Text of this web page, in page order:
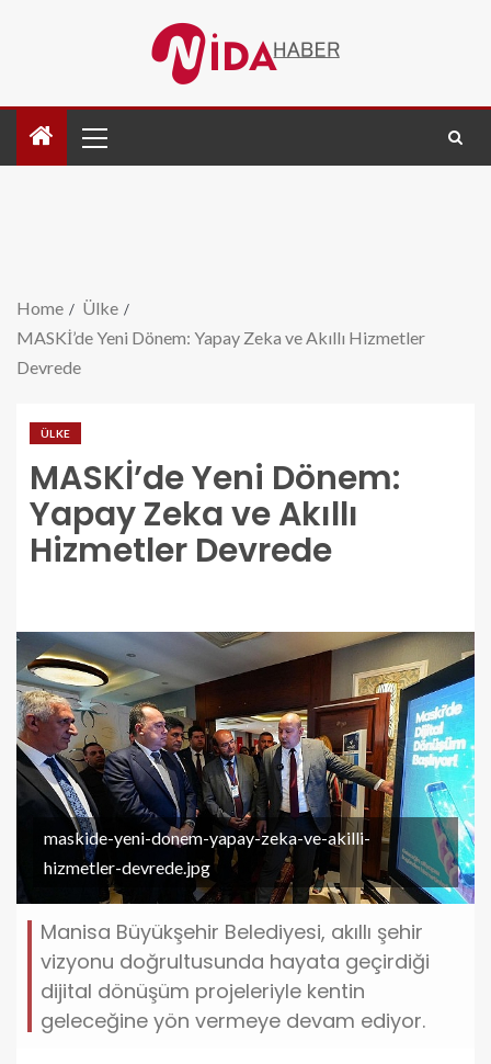
Home
Ülke
MASKİ’de Yeni Dönem: Yapay Zeka ve Akıllı Hizmetler
Devrede
ÜLKE
MASKİ’de Yeni Dönem:
Yapay Zeka ve Akıllı
Hizmetler Devrede
maskide-yeni-donem-yapay-zeka-ve-akilli-
hizmetler-devrede.jpg
Manisa Büyükşehir Belediyesi, akıllı şehir
vizyonu doğrultusunda hayata geçirdiği
dijital dönüşüm projeleriyle kentin
geleceğine yön vermeye devam ediyor.